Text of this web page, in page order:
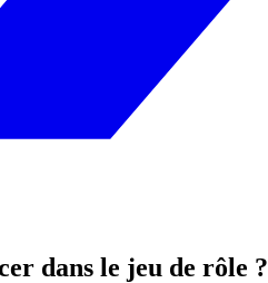
dans le jeu de rôle ?